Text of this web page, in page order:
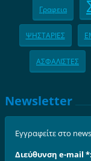
Γραφεια
ΨΗΣΤΑΡΙΕΣ
ΑΣΦΑΛΙΣΤΕΣ
Newsletter
Εγγραφείτε στο
Διεύθυνση e-mail *: